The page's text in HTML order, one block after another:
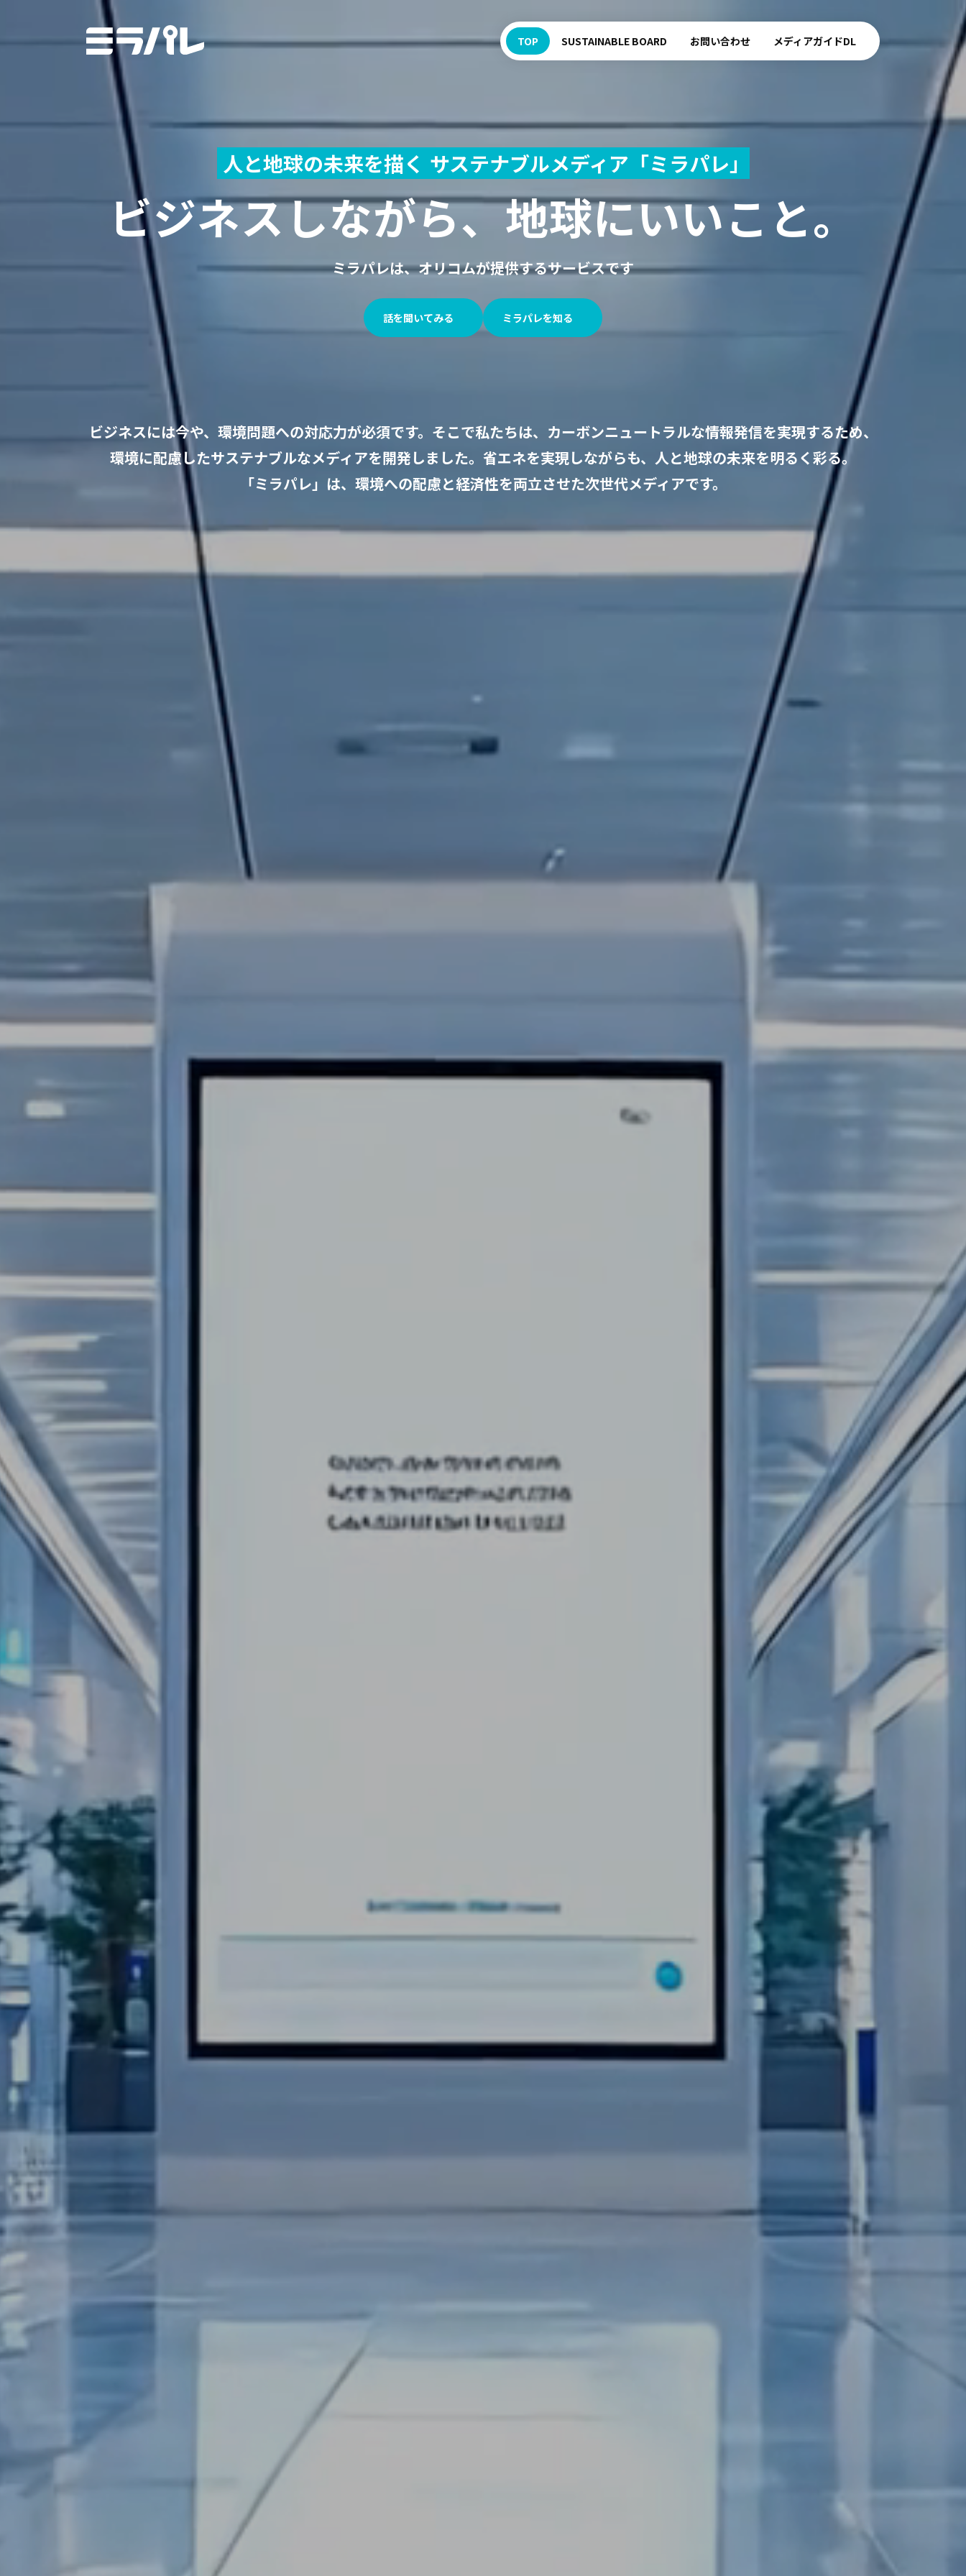
TOP SUSTAINABLE BOARD お問い合わせ メディアガイドDL
人と地球の未来を描く サステナブルメディア「ミラパレ」
ビジネスしながら、地球にいいこと。
ミラパレは、オリコムが提供するサービスです
話を聞いてみる ミラパレを知る
ビジネスには今や、環境問題への対応力が必須です。 そこで私たちは、カーボンニュートラルな情報発信を実現するため、
環境に配慮したサステナブルなメディアを開発しました。省エネを実現しながらも、 人と地球の未来を明るく彩る。
「ミラパレ」は、 環境への配慮と経済性を両立させた次世代メディアです。